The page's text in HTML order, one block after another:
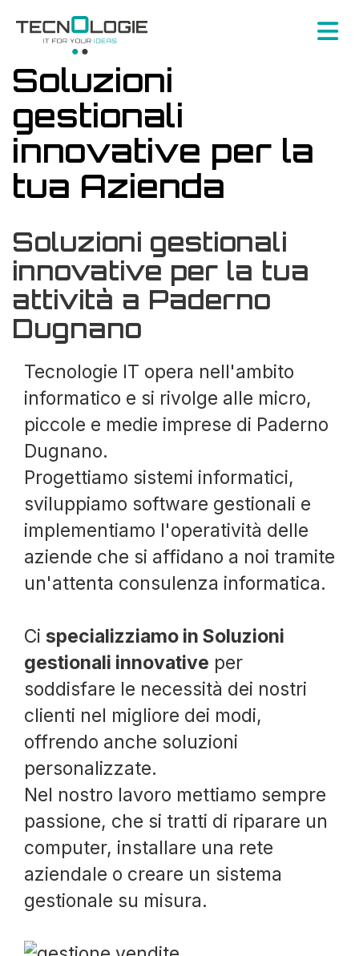
Soluzioni
gestionali
innovative per la
tua Azienda
Soluzioni gestionali
innovative per la tua
attività a Paderno
Dugnano
Tecnologie IT opera nell'ambito
informatico e si rivolge alle micro,
piccole e medie imprese di Paderno
Dugnano.
Progettiamo sistemi informatici,
sviluppiamo software gestionali e
implementiamo l'operatività delle
aziende che si affidano a noi tramite
un'attenta consulenza informatica.
Ci specializziamo in Soluzioni
gestionali innovative per
soddisfare le necessità dei nostri
clienti nel migliore dei modi,
offrendo anche soluzioni
personalizzate.
Nel nostro lavoro mettiamo sempre
passione, che si tratti di riparare un
computer, installare una rete
aziendale o creare un sistema
gestionale su misura.